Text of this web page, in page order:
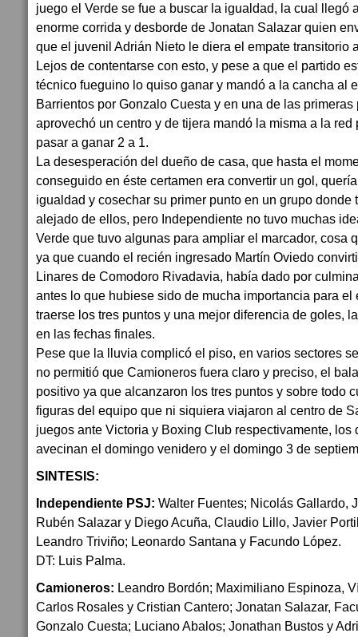
juego el Verde se fue a buscar la igualdad, la cual llegó
enorme corrida y desborde de Jonatan Salazar quien
que el juvenil Adrián Nieto le diera el empate transitorio
Lejos de contentarse con esto, y pese a que el partido
técnico fueguino lo quiso ganar y mandó a la cancha al
Barrientos por Gonzalo Cuesta y en una de las primeras
aprovechó un centro y de tijera mandó la misma a la
pasar a ganar 2 a 1.
La desesperación del dueño de casa, que hasta el
conseguido en éste certamen era convertir un gol,
igualdad y cosechar su primer punto en un grupo donde
alejado de ellos, pero Independiente no tuvo muchas
Verde que tuvo algunas para ampliar el marcador, cosa
ya que cuando el recién ingresado Martín Oviedo
Linares de Comodoro Rivadavia, había dado por
antes lo que hubiese sido de mucha importancia para
traerse los tres puntos y una mejor diferencia de goles,
en las fechas finales.
Pese que la lluvia complicó el piso, en varios sectores
no permitió que Camioneros fuera claro y preciso, el
positivo ya que alcanzaron los tres puntos y sobre todo
figuras del equipo que ni siquiera viajaron al centro de
juegos ante Victoria y Boxing Club respectivamente, los
avecinan el domingo venidero y el domingo 3 de
SINTESIS:
Independiente PSJ: Walter Fuentes; Nicolás Gallardo,
Rubén Salazar y Diego Acuña, Claudio Lillo, Javier
Leandro Triviño; Leonardo Santana y Facundo López.
DT: Luis Palma.
Camioneros: Leandro Bordón; Maximiliano Espinoza,
Carlos Rosales y Cristian Cantero; Jonatan Salazar,
Gonzalo Cuesta; Luciano Abalos; Jonathan Bustos y